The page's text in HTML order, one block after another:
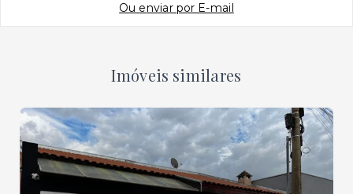
Ou enviar por E-mail
Imóveis similares